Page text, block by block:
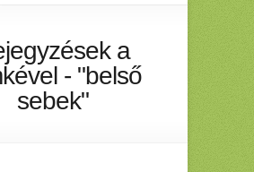
a
- "belső
sebek"